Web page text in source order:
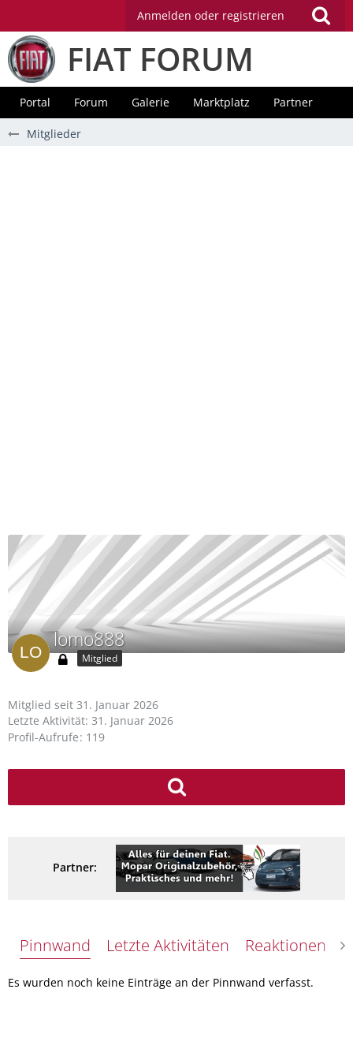
Anmelden oder registrieren
FIAT FORUM
Portal Forum Galerie Marktplatz Partner
Mitglieder
lomo888
Mitglied
Mitglied seit 31. Januar 2026
Letzte Aktivität: 31. Januar 2026
Profil-Aufrufe 119
Partner:
Pinnwand Letzte Aktivitäten Reaktionen
Es wurden noch keine Einträge an der Pinnwand verfasst.